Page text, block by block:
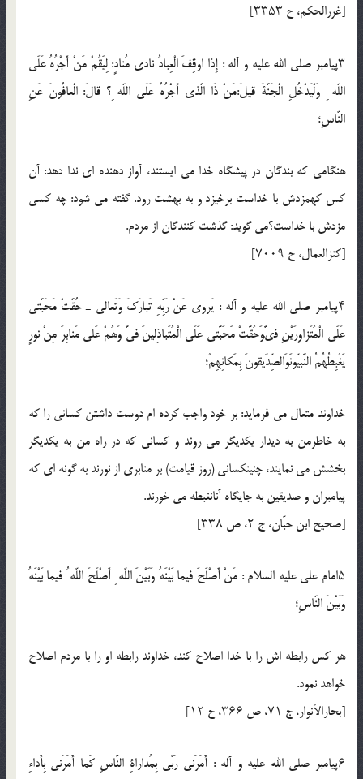
[غررالحكم، ح ۳۳۵۳]
۳پيامبر صلي الله عليه و آله : إِذا اوقِفَ الْعِبادُ نادى مُنادٍ: لِيَقُمْ مَنْ أَجْرُهُ عَلَى
اللّه ِ وَلْيَدْخُلِ الْجَنَّةَ قيلَ:مَنْ ذَا الَّذى أَجْرُهُ عَلَى اللّه ِ؟ قالَ: الْعافُونَ عَنِ
النّاسِ؛
هنگامى كه بندگان در پيشگاه خدا مى ايستند، آواز دهنده اى ندا دهد: آن
كس كهمزدش با خداست برخيزد و به بهشت رود. گفته مى شود: چه كسى
مزدش با خداست؟مى گويد: گذشت كنندگان از مردم.
[كنزالعمال، ح ۷۰۰۹]
۴پيامبر صلي الله عليه و آله : يَروى عَنْ رَبِّهِ تَبارَكَ وَتَعالى ـ حُقَّتْ مَحَبَّتى
عَلَى الْمُتَزاوِرَيْنِ فىَّوَحُقَّتْ مَحَبَّتى عَلَى الْمُتَباذِلينَ فىَّ وَهُمْ عَلى مَنابِرَ مِنْ نورٍ
يَغْبِطُهُمُ النَّبيّونَوَالصِّدّيقونَ بِمَكانِهِمْ؛
خداوند متعال مى فرمايد: بر خود واجب كرده ام دوست داشتن كسانى را كه
به خاطرمن به ديدار يكديگر مى روند و كسانى كه در راه من به يكديگر
بخشش مى نمايند، چنينكسانى (روز قيامت) بر منابرى از نورند به گونه اى كه
پيامبران و صديقين به جايگاه آنانغبطه مى خورند.
[صحيح ابن حبّان، ج ۲، ص ۳۳۸]
۵امام على عليه السلام : مَنْ أَصْلَحَ فيما بَيْنَهُ وَبَيْنَ اللّه ِ أَصْلَحَ اللّه ُ فيما بَيْنَهُ
وَبَيْنَ النّاسِ؛
هر كس رابطه اش را با خدا اصلاح كند، خداوند رابطه او را با مردم اصلاح
خواهد نمود.
[بحارالأنوار، ج ۷۱، ص ۳۶۶، ح ۱۲]
۶پيامبر صلي الله عليه و آله : أَمَرَنى رَبّى بِمُداراةِ النّاسِ كَما أَمَرَنى بِأَداءِ